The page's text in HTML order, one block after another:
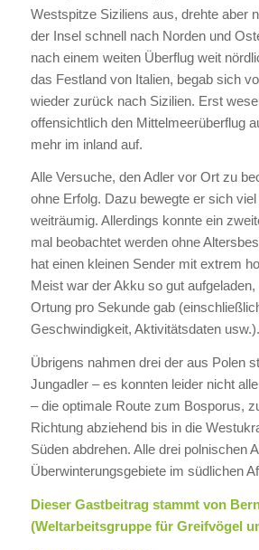
Westspitze Siziliens aus, drehte aber
der Insel schnell nach Norden und
nach einem weiten Überflug weit
das Festland von Italien, begab sich
wieder zurück nach Sizilien. Erst
offensichtlich den Mittelmeerüberflug
mehr im inland auf.
Alle Versuche, den Adler vor Ort zu
ohne Erfolg. Dazu bewegte er sich
weiträumig. Allerdings konnte ein
mal beobachtet werden ohne
hat einen kleinen Sender mit extrem
Meist war der Akku so gut
Ortung pro Sekunde gab
Geschwindigkeit, Aktivitätsdaten usw.).
Übrigens nahmen drei der aus Polen
Jungadler – es konnten leider nicht
– die optimale Route zum Bosporus,
Richtung abziehend bis in die
Süden abdrehen. Alle drei polnischen
Überwinterungsgebiete im südlichen
Dieser Gastbeitrag stammt von
(Weltarbeitsgruppe für Greifvögel